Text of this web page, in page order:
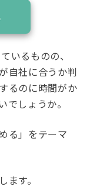
いるものの、
自社に合うか判
るのに時間がか
しょうか。
る」をテーマ
す。